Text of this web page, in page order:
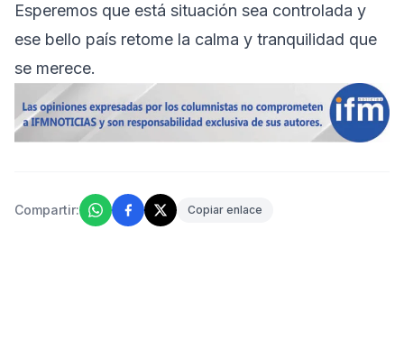
Esperemos que está situación sea controlada y
ese bello país retome la calma y tranquilidad que
se merece.
Compartir: Copiar enlace